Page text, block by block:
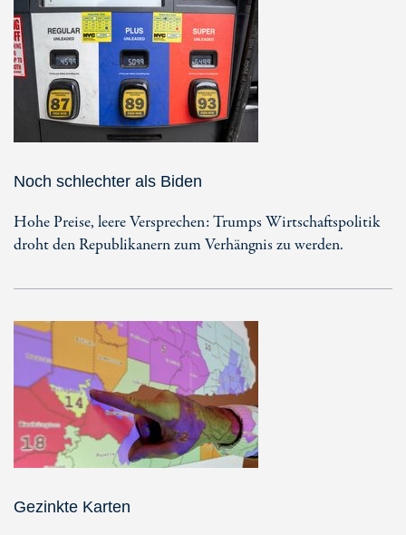
Noch schlechter als Biden
Hohe Preise, leere Versprechen: Trumps Wirtschaftspolitik
droht den Republikanern zum Verhängnis zu werden.
Gezinkte Karten